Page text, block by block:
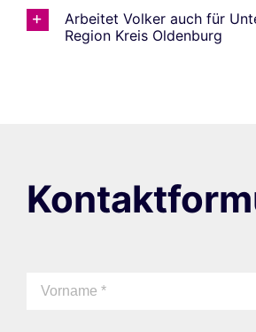
Arbeitet Volker auch für
Region Kreis Oldenburg